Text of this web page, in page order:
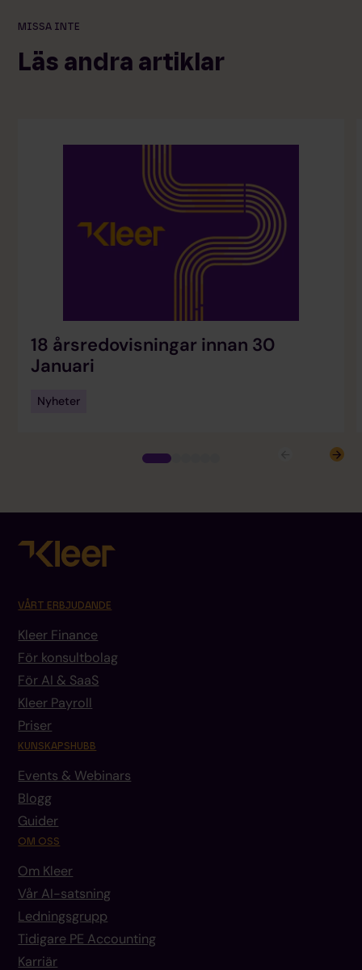
MISSA INTE
Läs andra artiklar
18 årsredovisningar innan 30
Januari
Nyheter
VÅRT ERBJUDANDE
Kleer Finance
För konsultbolag
För AI & SaaS
Kleer Payroll
Priser
KUNSKAPSHUBB
Events & Webinars
Blogg
Guider
OM OSS
Om Kleer
Vår AI-satsning
Ledningsgrupp
Tidigare PE Accounting
Karriär